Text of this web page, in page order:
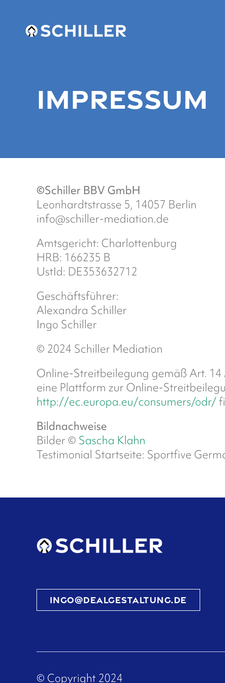
springen
Impressum
©Schiller BBV GmbH
Leonhardtstrasse 5, 14057 Berlin
info@schiller-mediation.de
Amtsgericht: Charlottenburg
HRB: 166235 B
UstId: DE353632712
Geschäftsführer:
Alexandra Schiller
Ingo Schiller
© 2024 Schiller Mediation
Online-Streitbeilegung gemäß Art. 14
eine Plattform zur Online-
http://ec.europa.eu/consumers/odr/
Bildnachweise
Bilder © Sascha Klahn
Testimonial Startseite: Sportfive
ingo@dealgestaltung.de
© Copyright 2024